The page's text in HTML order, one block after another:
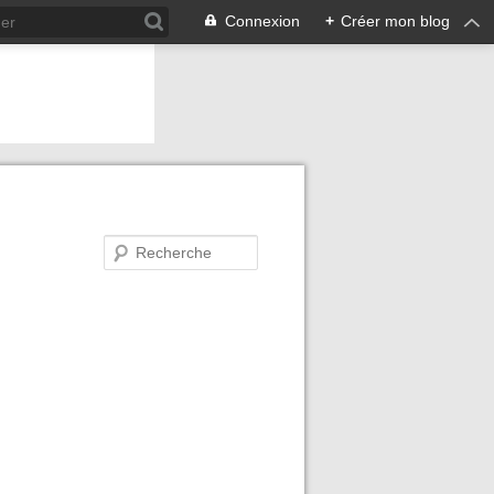
Connexion + Créer mon blog